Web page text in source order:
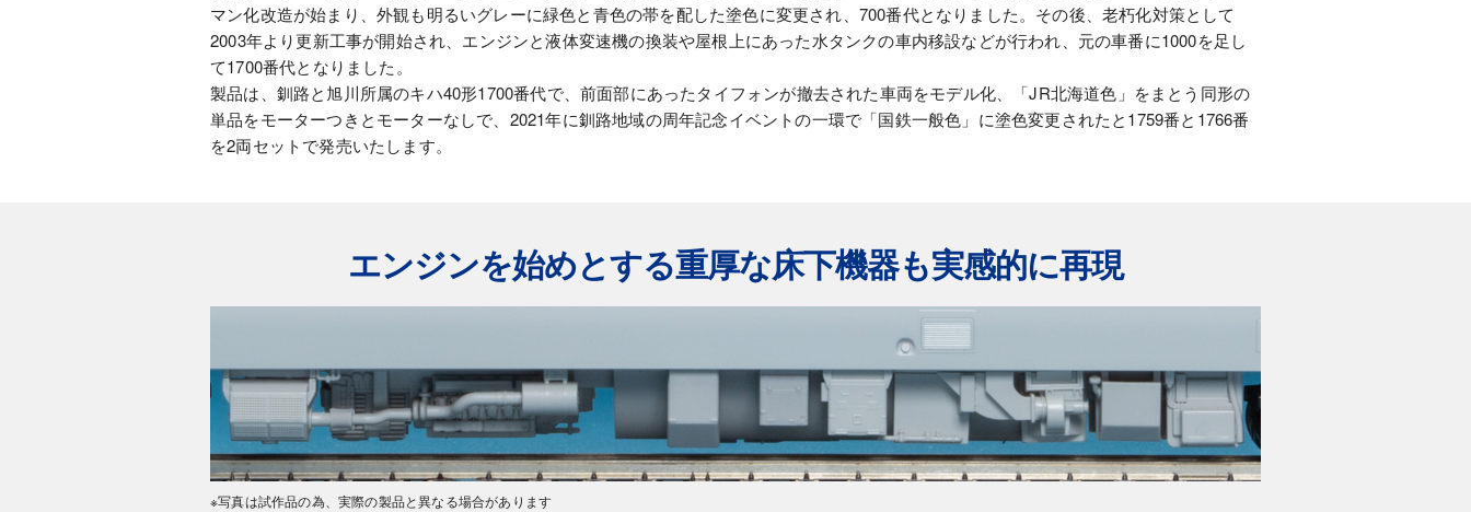
マン化改造が始まり、外観も明るいグレーに緑色と青色の帯を配した塗色に変更され、700番代となりました。その後、老朽化対策として
2003年より更新工事が開始され、エンジンと液体変速機の換装や屋根上にあった水タンクの車内移設などが行われ、元の車番に1000を足し
て1700番代となりました。
製品は、釧路と旭川所属のキハ40形1700番代で、前面部にあったタイフォンが撤去された車両をモデル化、「JR北海道色」をまとう同形の
単品をモーターつきとモーターなしで、2021年に釧路地域の周年記念イベントの一環で「国鉄一般色」に塗色変更されたと1759番と1766番
を2両セットで発売いたします。
エンジンを始めとする重厚な床下機器も実感的に再現
※写真は試作品の為、実際の製品と異なる場合があります